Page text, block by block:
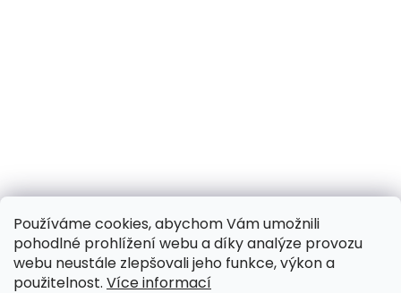
Používáme cookies, abychom Vám umožnili
pohodlné prohlížení webu a díky analýze provozu
webu neustále zlepšovali jeho funkce, výkon a
použitelnost. Více informací